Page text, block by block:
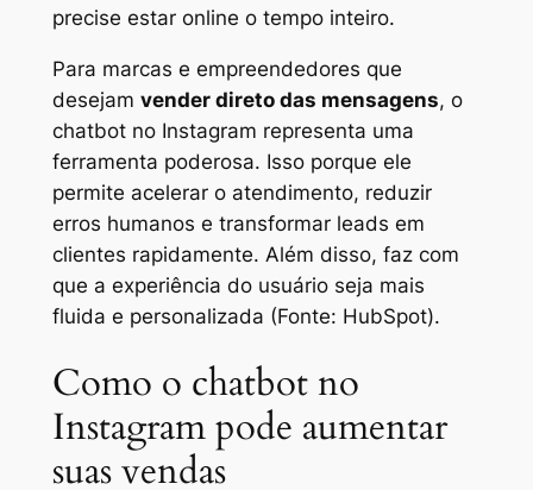
precise estar online o tempo inteiro.
Para marcas e empreendedores que
desejam vender direto das mensagens, o
chatbot no Instagram representa uma
ferramenta poderosa. Isso porque ele
permite acelerar o atendimento, reduzir
erros humanos e transformar leads em
clientes rapidamente. Além disso, faz com
que a experiência do usuário seja mais
fluida e personalizada (Fonte: HubSpot).
Como o chatbot no
Instagram pode aumentar
suas vendas